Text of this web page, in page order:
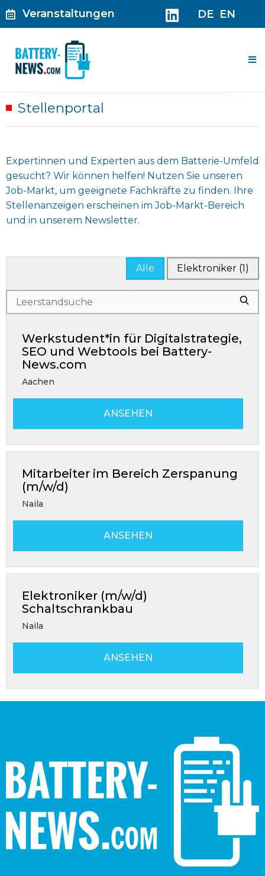
Zum
Inhalt
Veranstaltungen DE EN
Stellenportal
Expertinnen und Experten aus dem Batterie-Umfeld
gesucht? Wir können helfen! Nutzen Sie unseren
Job-Markt, um geeignete Fachkräfte zu finden. Ihre
Stellenanzeigen erscheinen im Job-Markt-Bereich
und in unserem Newsletter.
Alle Elektroniker (1)
Search
Werkstudent*in für Digitalstrategie,
SEO und Webtools bei Battery-
News.com
Aachen
ANSEHEN
Mitarbeiter im Bereich Zerspanung
(m/w/d)
Naila
ANSEHEN
Elektroniker (m/w/d)
Schaltschrankbau
Naila
ANSEHEN